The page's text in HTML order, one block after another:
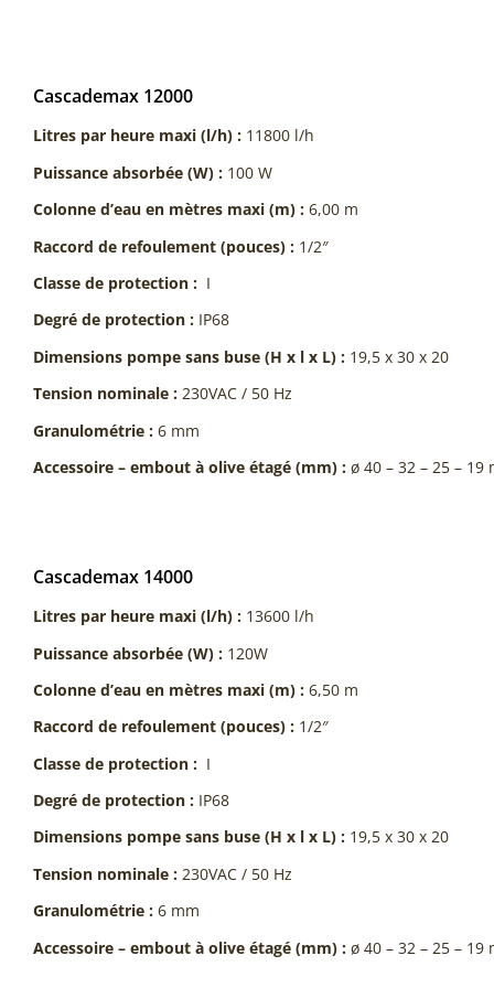
Cascademax 12000
Litres par heure maxi (l/h) : 11800 l/h
Puissance absorbée (W) : 100 W
Colonne d’eau en mètres maxi (m) : 6,00 m
Raccord de refoulement (pouces) : 1/2″
Classe de protection : I
Degré de protection : IP68
Dimensions pompe sans buse (H x l x L) : 19,5 x 30 x 20
Tension nominale : 230VAC / 50 Hz
Granulométrie : 6 mm
Accessoire – embout à olive étagé (mm) : ø 40 – 32 – 25 – 19
Cascademax 14000
Litres par heure maxi (l/h) : 13600 l/h
Puissance absorbée (W) : 120W
Colonne d’eau en mètres maxi (m) : 6,50 m
Raccord de refoulement (pouces) : 1/2″
Classe de protection : I
Degré de protection : IP68
Dimensions pompe sans buse (H x l x L) : 19,5 x 30 x 20
Tension nominale : 230VAC / 50 Hz
Granulométrie : 6 mm
Accessoire – embout à olive étagé (mm) : ø 40 – 32 – 25 – 19